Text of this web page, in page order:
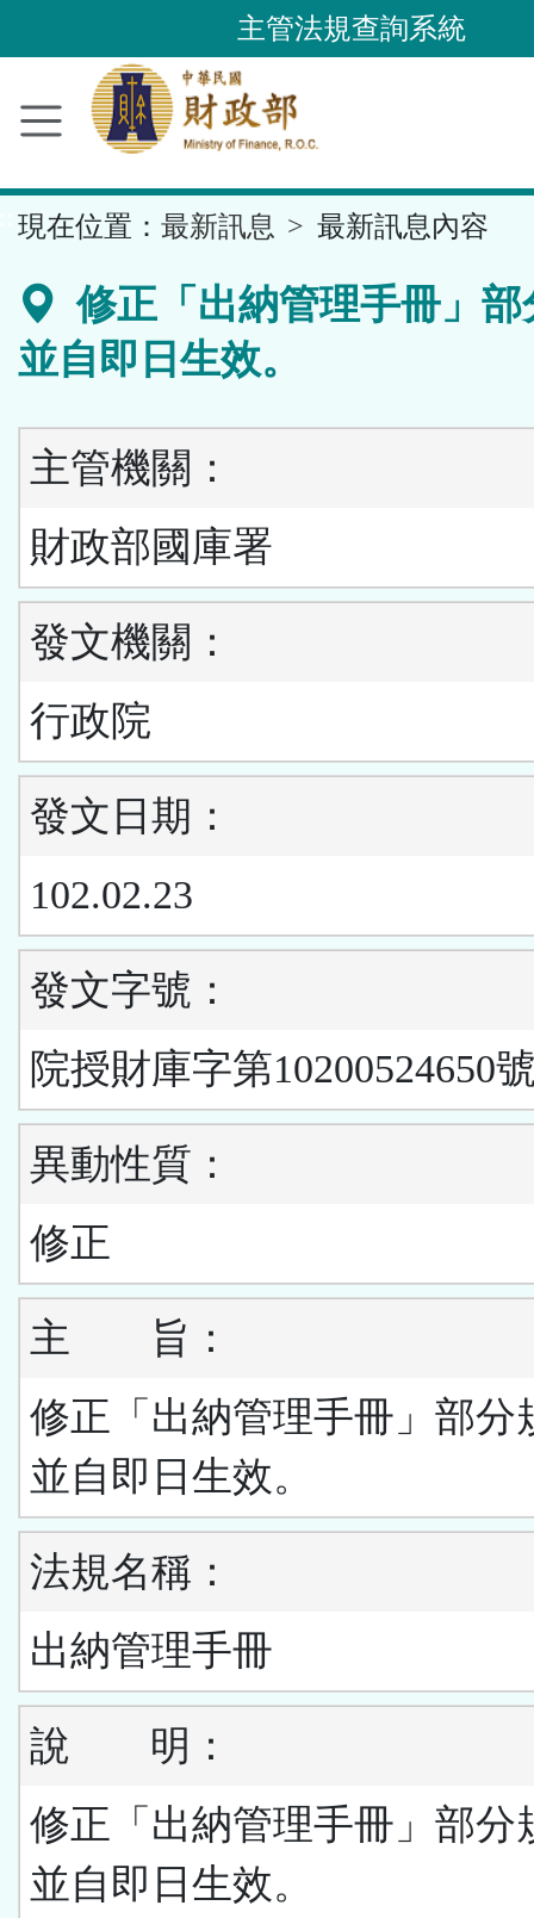
到
要
容
區
主管法規查詢系統
現在位置： 最新訊息 最新訊息內容
修正「出納管理手冊」部
並自即日生效。
主管機關：
財政部國庫署
發文機關：
行政院
發文日期：
102.02.23
發文字號：
院授財庫字第10200524650
異動性質：
修正
主
旨：
修正「出納管理手冊」部分
並自即日生效。
法規名稱：
出納管理手冊
說 明：
修正「出納管理手冊」部分
並自即日生效。